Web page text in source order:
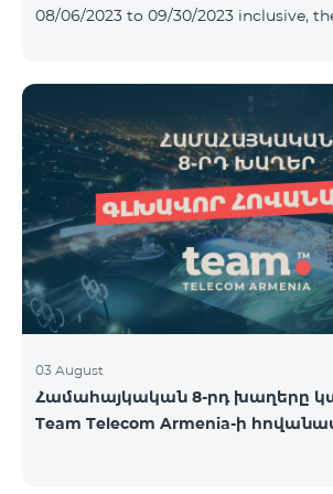
08/06/2023 to 09/30/2023 inclusive,
- the 1st month is free. A smartphone
purchased on credit, starting from
month. Bank charges are added to
Tariff terms are below. Prepaid
Monthly fee: 2500 AMD 250minutes
USA and Canada, Beeline Russia and
03 August
Համահայկական 8-րդ խաղերը
Team Telecom Armenia-ի